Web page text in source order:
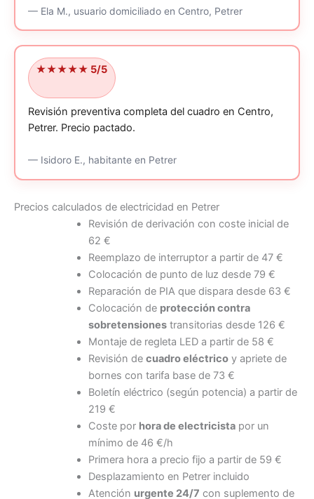
—Ela M., usuario domiciliadoen Centro, Petrer
★★★★★ 5/5
Revisión preventiva completa del cuadro en Centro,
Petrer. Precio pactado.
—Isidoro E., habitanteen Petrer
Precios calculados de electricidad en Petrer
Revisión de derivación con coste inicial de
62 €
Reemplazo de interruptor a partir de 47 €
Colocación de punto de luz desde 79 €
Reparación de PIA que dispara desde 63 €
Colocación de protección contra
sobretensionestransitorias desde 126 €
Montaje de regleta LED a partir de 58 €
Revisión de cuadro eléctricoy apriete de
bornes con tarifa base de 73 €
Boletín eléctrico (según potencia) a partir de
219 €
Coste por hora de electricistapor un
mínimo de 46 €/h
Primera hora a precio fijo a partir de 59 €
Desplazamiento en Petrer incluido
Atención urgente 24/7 con suplemento de